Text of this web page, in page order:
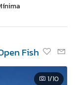
Fish
1/10